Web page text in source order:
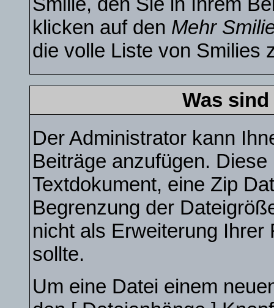
klicken auf den Mehr
die volle Liste von Smilies
Was
Der Administrator kann
Beiträge anzufügen.
Textdokument, eine Zip
Begrenzung der
nicht als Erweiterung
sollte.
Um eine Datei einem